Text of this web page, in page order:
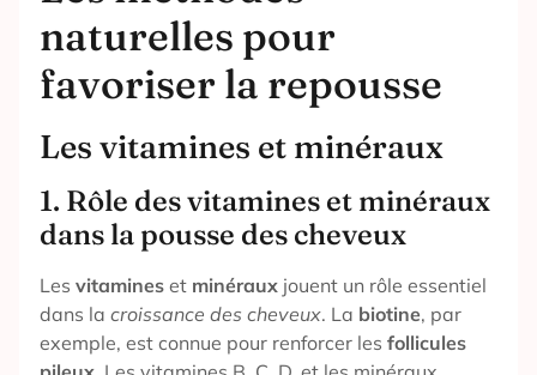
naturelles pour
favoriser la repousse
Les vitamines et minéraux
1. Rôle des vitamines et minéraux
dans la pousse des cheveux
Les vitamineset minérauxjouent un rôle essentiel
dans la croissance des cheveux. La biotine, par
exemple, est connue pour renforcer les follicules